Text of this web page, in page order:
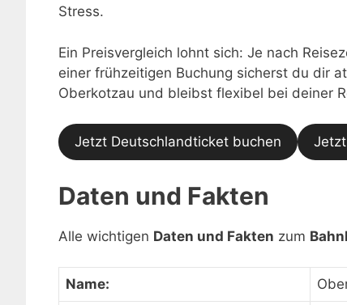
Stress.
Ein Preisvergleich lohnt sich: Je nach
einer frühzeitigen Buchung sicherst du dir
Oberkotzau und bleibst flexibel bei deiner
Jetzt Deutschlandticket buchen
Daten und Fakten
Alle wichtigen Daten und Fakten zum
Name: